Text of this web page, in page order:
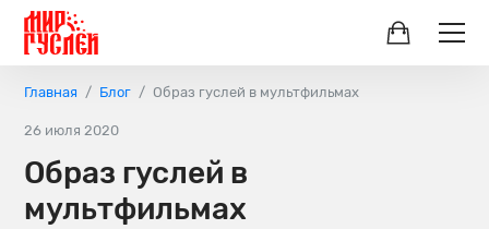
Главная Блог Образ гуслей в мультфильмах
26 июля 2020
Образ гуслей в
мультфильмах